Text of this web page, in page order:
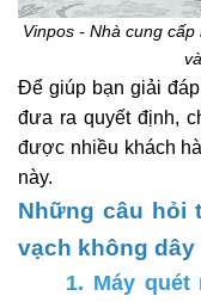
Vinpos - Nhà cung
Để giúp bạn giải
đưa ra quyết định,
được nhiều khách
này.
Những câu hỏi
vạch không dây
1. Máy